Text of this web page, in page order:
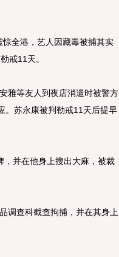
全港，艺人因藏毒被捕其实
戒11天。
等友人到夜店消遣时被警方
。苏永康被判勒戒11天后提早
并在他身上搜出大麻，被裁
查科截查拘捕，并在其身上